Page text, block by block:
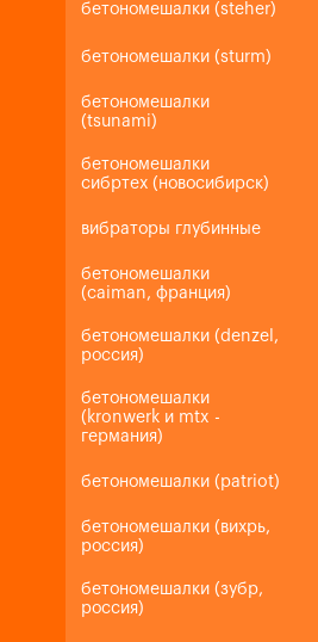
бетономешалки (steher)
бетономешалки (sturm)
бетономешалки
(tsunami)
бетономешалки
сибртех (новосибирск)
вибраторы глубинные
бетономешалки
(caiman, франция)
бетономешалки (denzel,
россия)
бетономешалки
(kronwerk и mtx -
германия)
бетономешалки (patriot)
бетономешалки (вихрь,
россия)
бетономешалки (зубр,
россия)